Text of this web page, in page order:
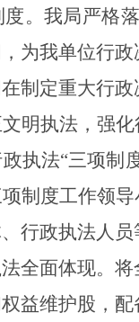
。我局严格
为我单位行
制定重大行政
文明执法，强
执法“三项制
制度工作领
行政执法人
全面体现。
益维护股，